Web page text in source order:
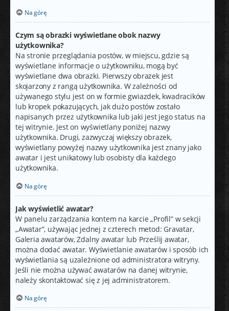
Na górę
Czym są obrazki wyświetlane obok nazwy
użytkownika?
Na stronie przeglądania postów, w miejscu, gdzie są
wyświetlane informacje o użytkowniku, mogą być
wyświetlane dwa obrazki. Pierwszy obrazek jest
skojarzony z rangą użytkownika. W zależności od
używanego stylu jest on w formie gwiazdek, kwadracików
lub kropek pokazujących, jak dużo postów zostało
napisanych przez użytkownika lub jaki jest jego status na
tej witrynie. Jest on wyświetlany poniżej nazwy
użytkownika. Drugi, zazwyczaj większy obrazek,
wyświetlany powyżej nazwy użytkownika jest znany jako
awatar i jest unikatowy lub osobisty dla każdego
użytkownika.
Na górę
Jak wyświetlić awatar?
W panelu zarządzania kontem na karcie „Profil” w sekcji
„Awatar”, używając jednej z czterech metod: Gravatar,
Galeria awatarów, Zdalny awatar lub Prześlij awatar,
można dodać awatar. Wyświetlanie awatarów i sposób ich
wyświetlania są uzależnione od administratora witryny.
Jeśli nie można używać awatarów na danej witrynie,
należy skontaktować się z jej administratorem.
Na górę